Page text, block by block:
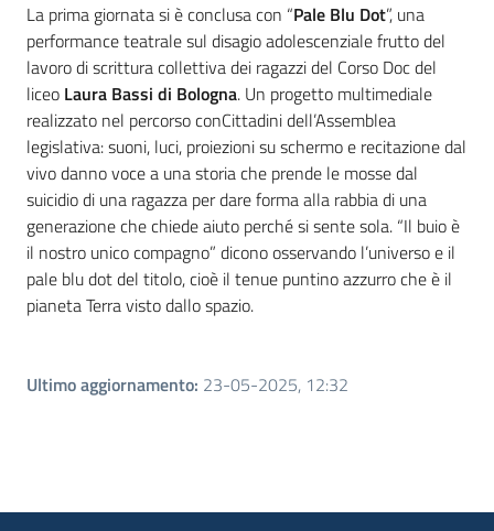
La prima giornata si è conclusa con “Pale Blu Dot”, una
performance teatrale sul disagio adolescenziale frutto del
lavoro di scrittura collettiva dei ragazzi del Corso Doc del
liceo Laura Bassi di Bologna. Un progetto multimediale
realizzato nel percorso conCittadini dell’Assemblea
legislativa: suoni, luci, proiezioni su schermo e recitazione dal
vivo danno voce a una storia che prende le mosse dal
suicidio di una ragazza per dare forma alla rabbia di una
generazione che chiede aiuto perché si sente sola. “Il buio è
il nostro unico compagno” dicono osservando l’universo e il
pale blu dot del titolo, cioè il tenue puntino azzurro che è il
pianeta Terra visto dallo spazio.
Ultimo aggiornamento: 23-05-2025, 12:32